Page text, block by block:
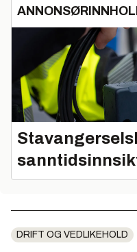
DRIFT OG VEDLIKEHOLD